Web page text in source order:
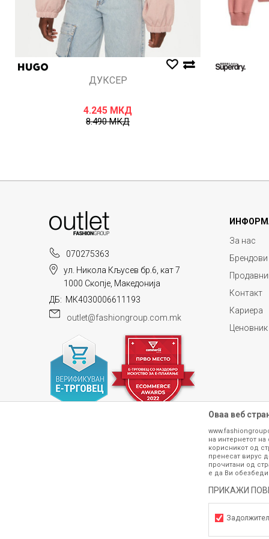
ДУКСЕР
4.245 МКД
8.490МКД
070275363
ул. Никола Кљусев бр.6, кат 7
1000 Скопје, Македонија
ДБ: МК4030006611193
outlet@fashiongroup.com.mk
За нас
Брендови
Контакт
Кариера
Ценовник
Сите информации околу производите
гарантираме дека се без ниту една
производот. Доколку дојде до
контактирајте не на
Оваа веб
на интернетот на
корисникот од
пренесат вирус
прочитани од
е да Ви
ПРИКАЖИ